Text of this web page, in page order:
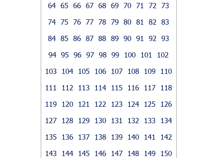
64 65 66 67 68 69 70 71 72
73
74 75 76 77 78 79 80 81 82
83
84 85 86 87 88 89 90 91 92
93
94 95 96 97 98 99 100 101
102
103
104 105 106 107 108 109
110
111
112 113 114 115 116 117
118
119
120 121 122 123 124 125
126
127
128 129 130 131 132 133
134
135
136 137 138 139 140 141
142
143
144 145 146 147 148 149
150